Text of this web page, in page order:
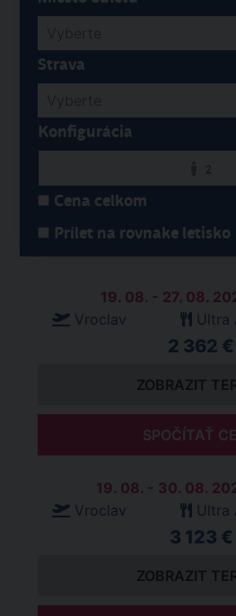
Strava
Konfigurácia
Cena celkom
Prílet na rovnake letisko
19. 08. - 27. 08.
Vroclav
Ultra
2 362 €
ZOBRAZIT
SPOČÍTAŤ
19. 08. - 30. 08.
Vroclav
Ultra
3 123 €
ZOBRAZIT